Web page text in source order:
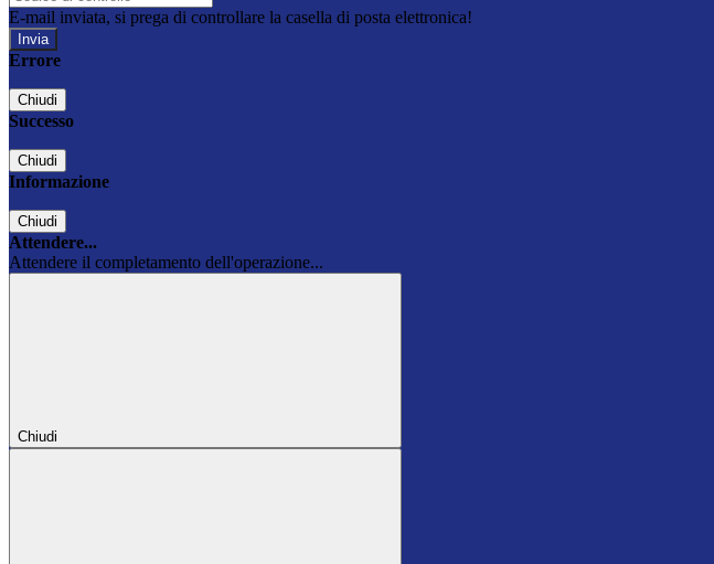
E-mail inviata, si prega di controllare la casella di posta elettronica!
Errore
Chiudi
Successo
Chiudi
Informazione
Chiudi
Attendere...
Attendere il completamento dell'operazione...
Chiudi